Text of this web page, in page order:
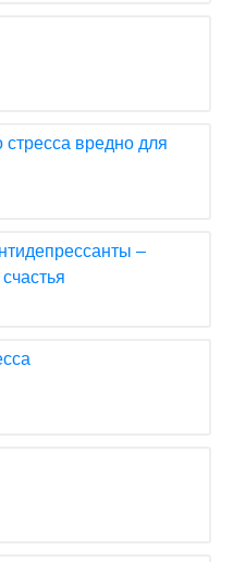
вредно для
–